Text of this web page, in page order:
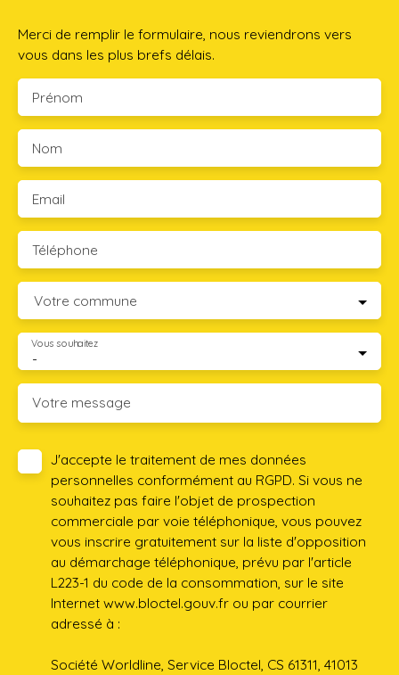
Merci de remplir le formulaire, nous reviendrons vers
vous dans les plus brefs délais.
Prénom
Nom
Email
Téléphone
Votre commune
-
Vous souhaitez
Votre message
J'accepte le traitement de mes données
personnelles conformément au RGPD. Si vous ne
souhaitez pas faire l'objet de prospection
commerciale par voie téléphonique, vous pouvez
vous inscrire gratuitement sur la liste d'opposition
au démarchage téléphonique, prévu par l'article
L223-1 du code de la consommation, sur le site
Internet www.bloctel.gouv.fr ou par courrier
adressé à :
Société Worldline, Service Bloctel, CS 61311, 41013